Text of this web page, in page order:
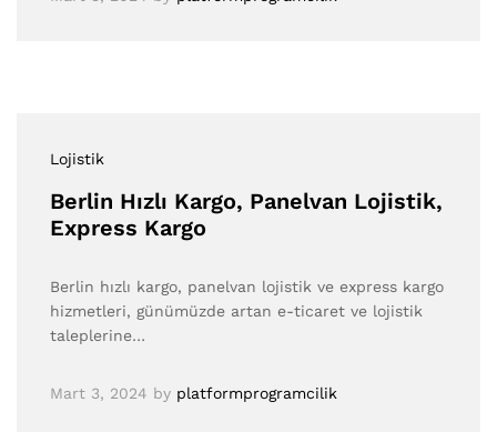
Lojistik
Berlin Hızlı Kargo, Panelvan Lojistik,
Express Kargo
Berlin hızlı kargo, panelvan lojistik ve express kargo
hizmetleri, günümüzde artan e-ticaret ve lojistik
taleplerine…
Mart 3, 2024 by platformprogramcilik